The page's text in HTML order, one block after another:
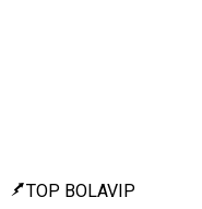
TOP BOLAVIP